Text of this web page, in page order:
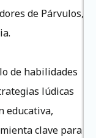
de Párvulos,
de habilidades
lúdicas
educativa,
clave para